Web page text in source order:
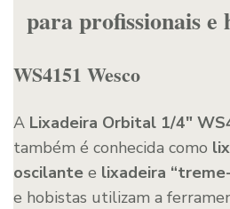
para profissionais e
WS4151 Wesco
A Lixadeira Orbital 1/4″
também é conhecida como
oscilante e lixadeira
e hobistas utilizam a